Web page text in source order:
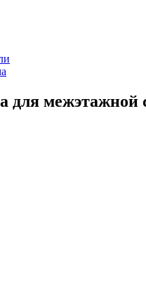
межэтажной